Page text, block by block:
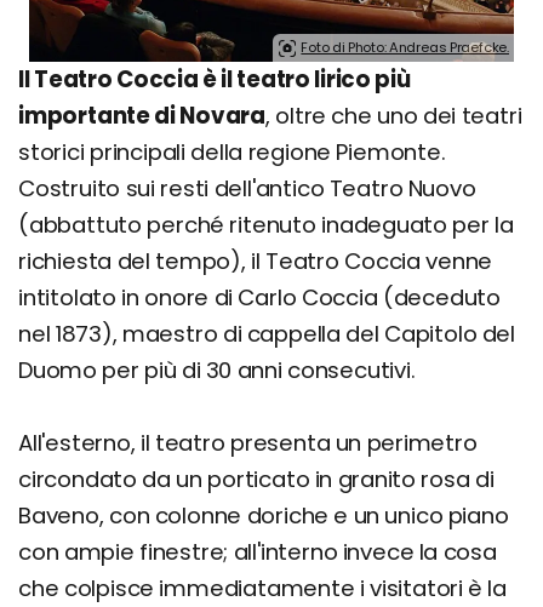
Foto di Photo: Andreas Praefcke.
Il Teatro Coccia è il teatro lirico più
importante di Novara, oltre che uno dei teatri
storici principali della regione Piemonte.
Costruito sui resti dell'antico Teatro Nuovo
(abbattuto perché ritenuto inadeguato per la
richiesta del tempo), il Teatro Coccia venne
intitolato in onore di Carlo Coccia (deceduto
nel 1873), maestro di cappella del Capitolo del
Duomo per più di 30 anni consecutivi.
All'esterno, il teatro presenta un perimetro
circondato da un porticato in granito rosa di
Baveno, con colonne doriche e un unico piano
con ampie finestre; all'interno invece la cosa
che colpisce immediatamente i visitatori è la